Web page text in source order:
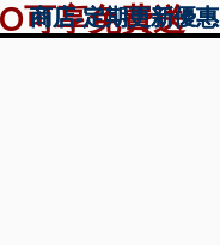
商店-定期更新優惠
商店-定期更新優惠
可享免費送